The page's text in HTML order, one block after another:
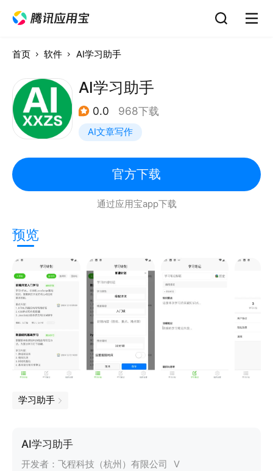
首页 软件 AI学习助手
AI学习助手
0.0 968下载
AI文章写作
官方下载
通过应用宝app下载
预览
学习助手
AI学习助手
开发者： 飞程科技（杭州）有限公司
V